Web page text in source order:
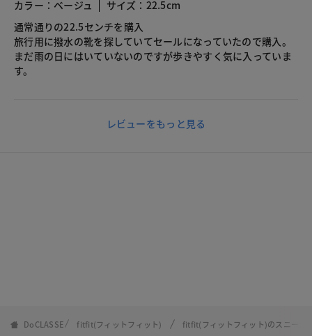
カラー：ベージュ
サイズ：22.5cm
通常通りの22.5センチを購入
旅行用に撥水の靴を探していてセールになっていたので購入。
まだ雨の日にはいていないのですが歩きやすく気に入っていま
す。
レビューをもっと見る
DoCLASSE fitfit(フィットフィット) fitfit(フィットフィット)のスニーカ